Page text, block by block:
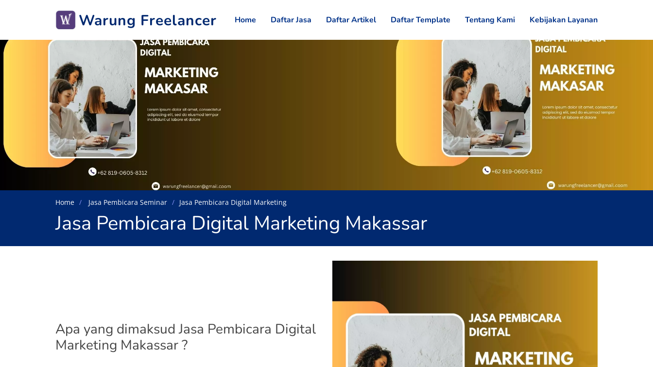
Warung Freelancer Home Daftar Jasa Daftar Artikel Daftar Template Tentang Kami Kebijakan Layanan
Home Jasa Pembicara Seminar Jasa Pembicara Digital Marketing
Jasa Pembicara Digital Marketing Makassar
Apa yang dimaksud Jasa Pembicara Digital
Marketing Makassar ?